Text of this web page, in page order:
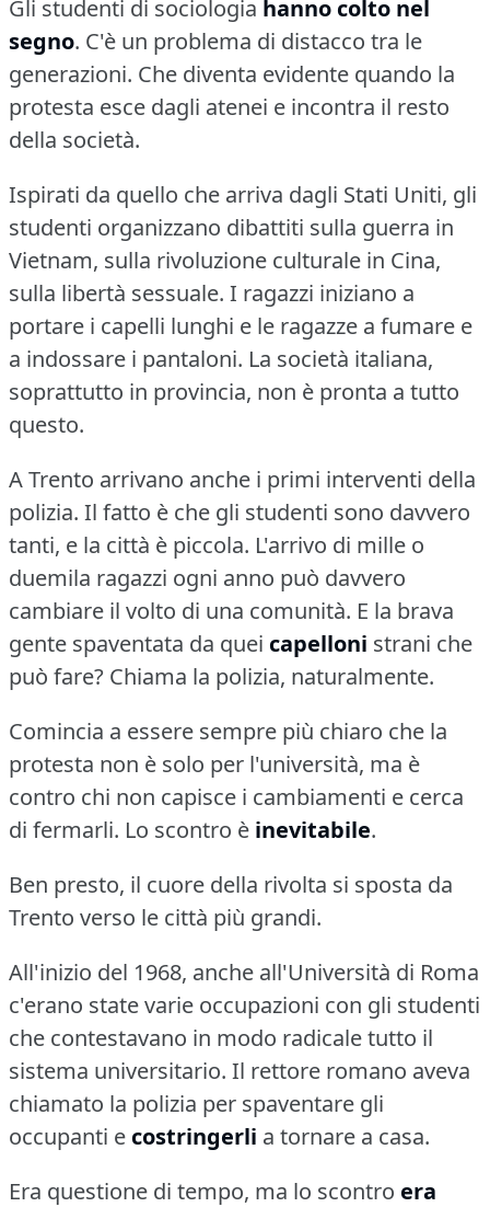
Gli studenti di sociologia hanno colto nel
segno. C'è un problema di distacco tra le
generazioni. Che diventa evidente quando la
protesta esce dagli atenei e incontra il resto
della società.
Ispirati da quello che arriva dagli Stati Uniti, gli
studenti organizzano dibattiti sulla guerra in
Vietnam, sulla rivoluzione culturale in Cina,
sulla libertà sessuale. I ragazzi iniziano a
portare i capelli lunghi e le ragazze a fumare e
a indossare i pantaloni. La società italiana,
soprattutto in provincia, non è pronta a tutto
questo.
A Trento arrivano anche i primi interventi della
polizia. Il fatto è che gli studenti sono davvero
tanti, e la città è piccola. L'arrivo di mille o
duemila ragazzi ogni anno può davvero
cambiare il volto di una comunità. E la brava
gente spaventata da quei capelloni strani che
può fare? Chiama la polizia, naturalmente.
Comincia a essere sempre più chiaro che la
protesta non è solo per l'università, ma è
contro chi non capisce i cambiamenti e cerca
di fermarli. Lo scontro è inevitabile.
Ben presto, il cuore della rivolta si sposta da
Trento verso le città più grandi.
All'inizio del 1968, anche all'Università di Roma
c'erano state varie occupazioni con gli studenti
che contestavano in modo radicale tutto il
sistema universitario. Il rettore romano aveva
chiamato la polizia per spaventare gli
occupanti e costringerli a tornare a casa.
Era questione di tempo, ma lo scontro era